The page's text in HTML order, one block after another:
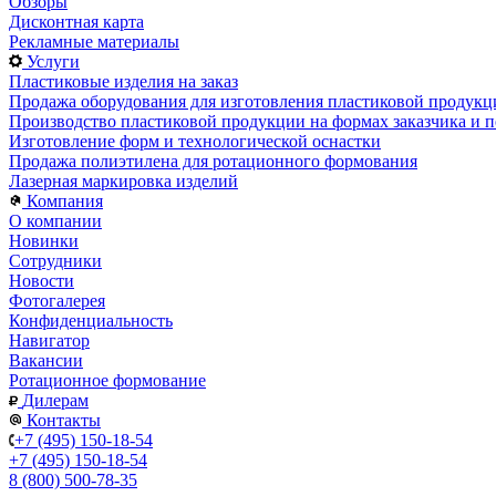
Дисконтная карта
Рекламные материалы
Услуги
Пластиковые изделия на заказ
Продажа оборудования для изготовления пластиковой
Производство пластиковой продукции на формах заказчика и
Изготовление форм и технологической оснастки
Продажа полиэтилена для ротационного формования
Лазерная маркировка изделий
Компания
О компании
Новинки
Сотрудники
Новости
Фотогалерея
Конфиденциальность
Навигатор
Вакансии
Ротационное формование
Дилерам
Контакты
+7 (495) 150-18-54
+7 (495) 150-18-54
8 (800) 500-78-35